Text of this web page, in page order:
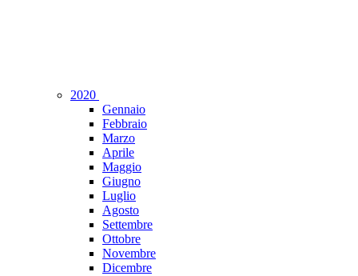
2020
Gennaio
Febbraio
Marzo
Aprile
Maggio
Giugno
Luglio
Agosto
Settembre
Ottobre
Novembre
Dicembre